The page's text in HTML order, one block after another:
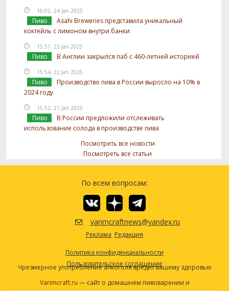
16:02, 24 Jan 2025
Пиво
Asahi Breweries представила уникальный
коктейль с лимоном внутри банки
15:57, 23 Jan 2025
Пиво В Англии закрылся паб с 460-летней историей
15:54, 22 Jan 2025
Пиво
Производство пива в России выросло на 10% в
2024 году
15:52, 21 Jan 2025
Пиво
В России предложили отслеживать
использование солода в производстве пива
Посмотреть все новости
Посмотреть все статьи
По всем вопросам:
varimcraftnews@yandex.ru
Реклама Редакция
Политика конфиденциальности
Пользовательское соглашение
Чрезмерное употребление алкоголя вредит вашему здоровью
Varimcraft.ru — сайт о домашнем пивоварении и